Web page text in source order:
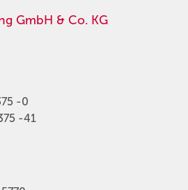
GmbH & Co. KG
-0
-41